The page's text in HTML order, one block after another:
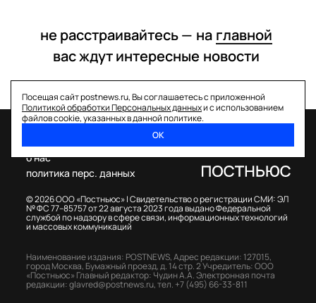
не расстраивайтесь — на главной
вас ждут интересные новости
Посещая сайт postnews.ru, Вы соглашаетесь с приложенной
Политикой обработки Персональных данныхи с использованием
файлов cookie, указанных в данной политике.
ОК
© 2026 ООО «Постньюс» |Свидетельство о регистрации СМИ: ЭЛ
№ ФС 77–85757 от 22 августа 2023 года выдано Федеральной
службой по надзору в сфере связи, информационных технологий
и массовых коммуникаций
о нас
политика перс. данных
Наименование издания: POSTNEWS,Адрес редакции: 127015,
город Москва, Бумажный проезд, д. 14 стр. 2Учредитель: ООО
«Постньюс» Главный редактор: Чудин А.А.Электронная почта
редакции:glavred@postnews.ru,тел. +7 (495) 66-33-811